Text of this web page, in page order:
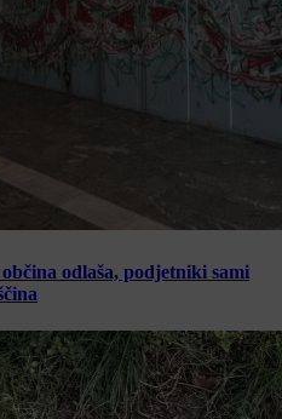
odlaša, podjetniki sami